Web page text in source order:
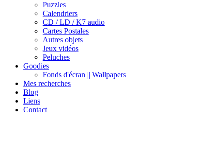
Puzzles
Calendriers
CD / LD / K7 audio
Cartes Postales
Autres objets
Jeux vidéos
Peluches
Goodies
Fonds d'écran || Wallpapers
Mes recherches
Blog
Liens
Contact